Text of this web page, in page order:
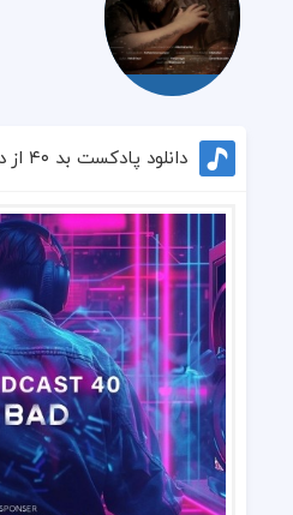
دانلود پادکست بد ۴۰ از دی جی بد